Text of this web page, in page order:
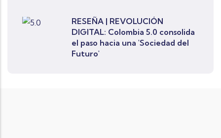
RESEÑA | REVOLUCIÓN
DIGITAL: Colombia 5.0 consolida
el paso hacia una 'Sociedad del
Futuro'